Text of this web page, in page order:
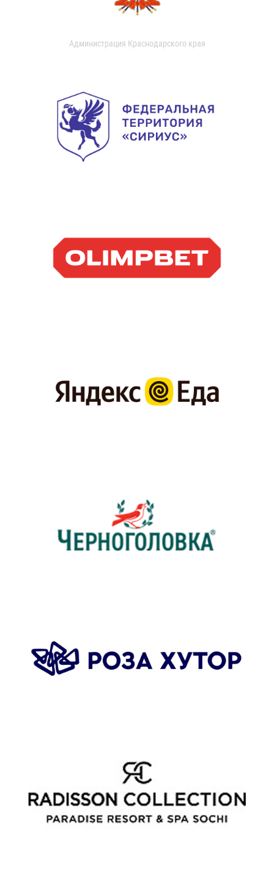
Администрация Краснодарского края